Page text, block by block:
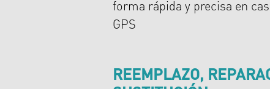
forma rápida y precisa en
GPS
REEMPLAZO,